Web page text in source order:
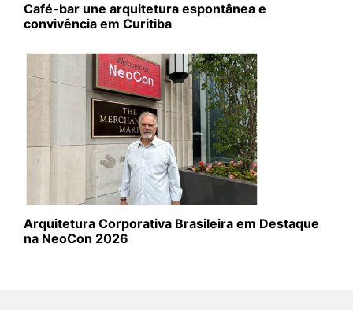
Café-bar une arquitetura espontânea e
convivência em Curitiba
Arquitetura Corporativa Brasileira em Destaque
na NeoCon 2026